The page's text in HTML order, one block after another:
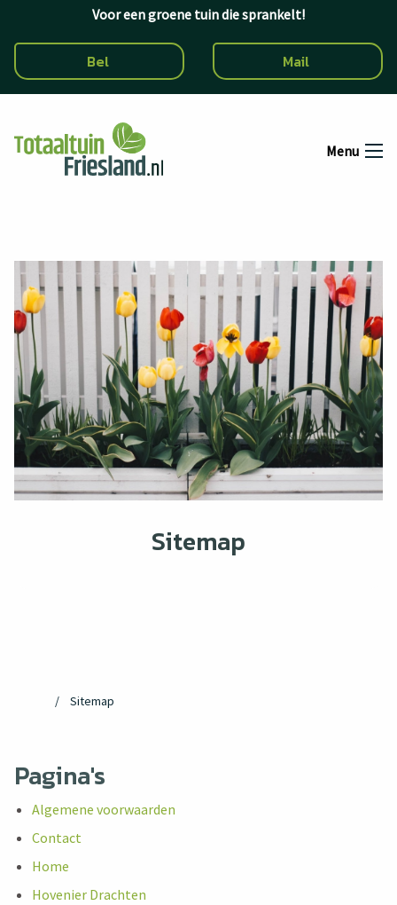
Ga naar de inhoudVoor een groene tuin die sprankelt!
Bel Mail
Menu
Sitemap
Sitemap
Pagina's
Algemene voorwaarden
Contact
Home
Hovenier Drachten